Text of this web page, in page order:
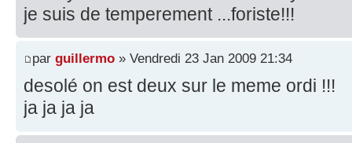
je suis de temperement ...foriste!!!
par guillermo » Vendredi 23 Jan 2009 21:34
desolé on est deux sur le meme ordi !!!
ja ja ja ja